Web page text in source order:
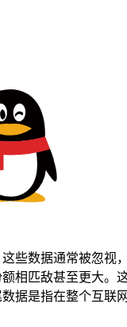
些数据通常被忽
相匹敌甚至更大
据是指在整个互